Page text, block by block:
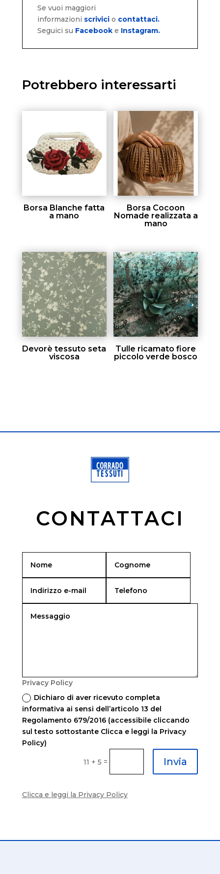
Se vuoi maggiori
informazioni scrivici o contattaci.
Seguici su Facebooke Instagram.
Potrebbero interessarti
Borsa Blanche fatta
a mano
Borsa Cocoon
Nomade realizzata a
mano
Devorè tessuto seta
viscosa
Tulle ricamato fiore
piccolo verde bosco
CONTATTACI
Privacy Policy
Dichiaro di aver ricevuto completa
informativa ai sensi dell’articolo 13 del
Regolamento 679/2016 (accessibile cliccando
sul testo sottostante Clicca e leggi la Privacy
Policy)
11 + 5 = Invia
Clicca e leggi la Privacy Policy